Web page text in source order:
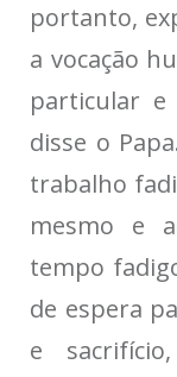
portanto,
a vocação
particular e
disse o
trabalho
mesmo e
tempo
de espera
e